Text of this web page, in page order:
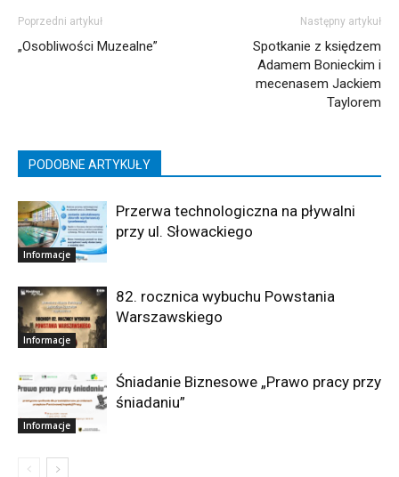
Poprzedni artykuł
„Osobliwości Muzealne”
Następny artykuł
Spotkanie z księdzem
Adamem Bonieckim i
mecenasem Jackiem
Taylorem
PODOBNE ARTYKUŁY
Informacje
Przerwa technologiczna na pływalni
przy ul. Słowackiego
Informacje
82. rocznica wybuchu Powstania
Warszawskiego
Informacje
Śniadanie Biznesowe „Prawo pracy przy
śniadaniu”